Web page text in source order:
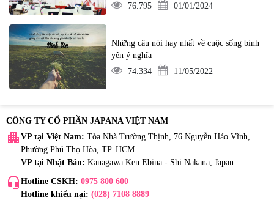
76.795
01/01/2024
Những câu nói hay nhất về cuộc sống bình
yên ý nghĩa
74.334
11/05/2022
CÔNG TY CỔ PHẦN JAPANA VIỆT NAM
apartment VP tại Việt Nam: Tòa Nhà Trường Thịnh, 76 Nguyễn Háo Vĩnh,
Phường Phú Thọ Hòa, TP. HCM
VP tại Nhật Bản: Kanagawa Ken Ebina - Shi Nakana, Japan
headset_mic Hotline CSKH: 0975 800 600
Hotline khiếu nại: (028) 7108 8889